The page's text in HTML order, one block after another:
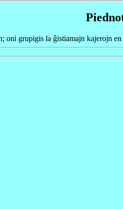
oni grupigis la ĝistiamajn kajerojn